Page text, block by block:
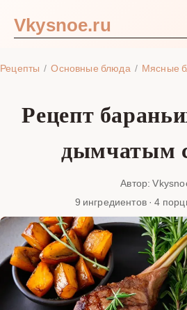
Vkysnoe.ru
Рецепты Основные блюда Мясные
Рецепт
дымчатым
Автор:
9 ингредиентов · 4